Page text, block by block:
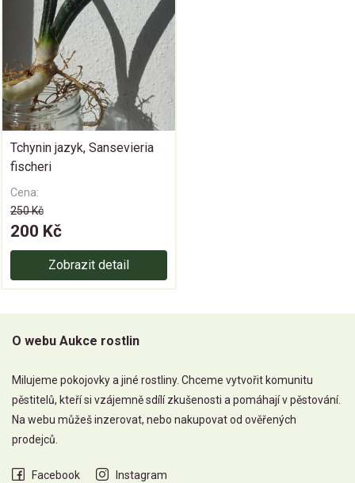
Tchynin jazyk, Sansevieria
fischeri
Cena:
250 Kč
200 Kč
Zobrazit detail
O webu Aukce rostlin
Milujeme pokojovky a jiné rostliny. Chceme vytvořit komunitu
pěstitelů, kteří si vzájemně sdílí zkušenosti a pomáhají v pěstování.
Na webu můžeš inzerovat, nebo nakupovat od ověřených
prodejců.
Facebook Instagram